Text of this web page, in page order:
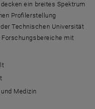
ein breites Spektrum
Profilerstellung
Technischen Universität
mit
Medizin